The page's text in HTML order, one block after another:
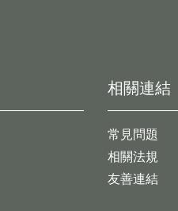
相關連結
常見問題
相關法規
友善連結